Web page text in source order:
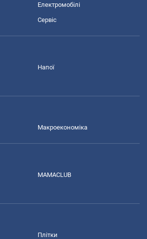
Електромобілі
Сервіс
Напої
Макроекономіка
MAMACLUB
Плітки